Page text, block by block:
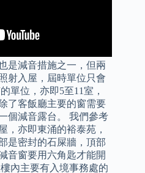
是減音措施之一，但兩
射入屋，屆時單位只會
單位，亦即5至11室，
了客飯廳主要的窗需要
個減音露台。 我們參考
，亦即東涌的裕泰苑，
是密封的石屎牆，頂部
音窗要用六角匙才能開
內主要有入境事務處的